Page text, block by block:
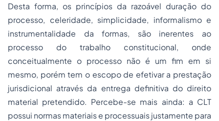
Desta forma, os princípios da razoável duração do
processo, celeridade, simplicidade, informalismo e
instrumentalidade da formas, são inerentes ao
processo do trabalho constitucional, onde
conceitualmente o processo não é um fim em si
mesmo, porém tem o escopo de efetivar a prestação
jurisdicional através da entrega definitiva do direito
material pretendido. Percebe-se mais ainda: a CLT
possui normas materiais e processuais justamente para